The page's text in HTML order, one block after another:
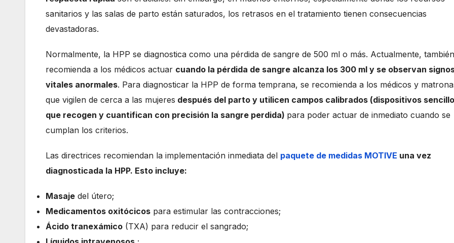
sanitarios y las salas de parto están saturados, los retrasos en el tratamiento tienen consecuencias
devastadoras.
Normalmente, la HPP se diagnostica como una pérdida de sangre de 500 ml o más. Actualmente,
recomienda a los médicos actuar cuando la pérdida de sangre alcanza los 300 ml y se observan
vitales anormales. Para diagnosticar la HPP de forma temprana, se recomienda a los médicos y
que vigilen de cerca a las mujeres después del parto y utilicen campos calibrados (dispositivos
que recogen y cuantifican con precisión la sangre perdida) para poder actuar de inmediato cuando se
cumplan los criterios.
Las directrices recomiendan la implementación inmediata del paquete de medidas MOTIVE una vez
diagnosticada la HPP. Esto incluye:
Masaje del útero;
Medicamentos oxitócicos para estimular las contracciones;
Ácido tranexámico (TXA) para reducir el sangrado;